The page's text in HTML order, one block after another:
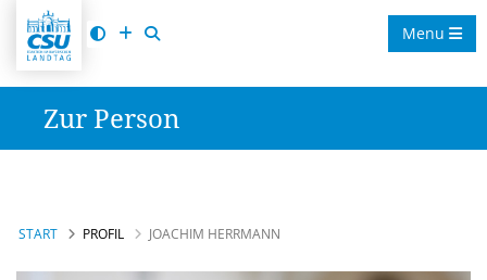
Menu
Zur Person
START PROFIL JOACHIM HERRMANN